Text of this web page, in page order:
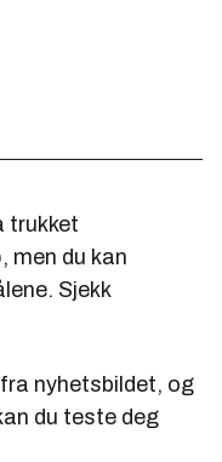
trukket
men du kan
Sjekk
nyhetsbildet, og
du teste deg